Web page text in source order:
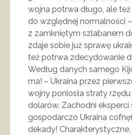
wojna potrwa długo, ale
do względnej normalności
z zamkniętym szlabanem
zdaje sobie już sprawę
też potrwa zdecydowanie
Według danych samego
ma! – Ukraina przez
wojny poniosła straty
dolarów. Zachodni eksperci
gospodarczo Ukraina
dekady! Charakterystyczne,